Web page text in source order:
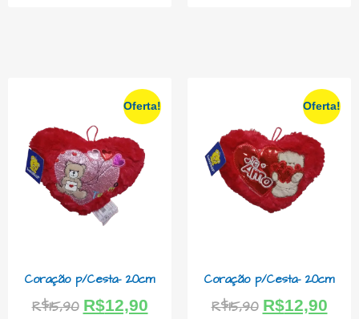
Oferta!
Coração p/Cesta- 20cm
R$15,90 R$12,90
Oferta!
Coração p/Cesta- 20cm
R$15,90 R$12,90